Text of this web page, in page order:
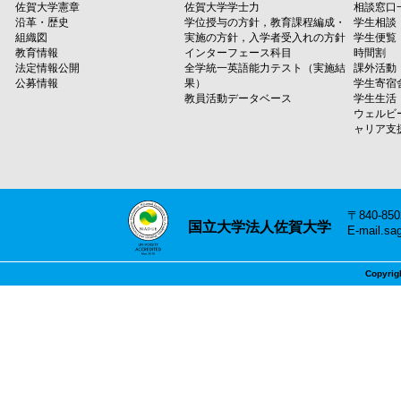
佐賀大学憲章
沿革・歴史
組織図
教育情報
法定情報公開
公募情報
佐賀大学学士力
学位授与の方針，教育課程編成・
実施の方針，入学者受入れの方針
インターフェース科目
全学統一英語能力テスト（実施結
果）
教員活動データベース
相談窓口
学生相談
学生便覧
時間割
課外活動
学生寄宿
学生生活
ウェルビ
ャリア支
国立大学法人佐賀大学
〒840-
E-